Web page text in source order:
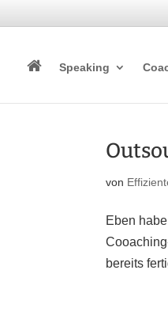
Speaking
von
Eben
bereits